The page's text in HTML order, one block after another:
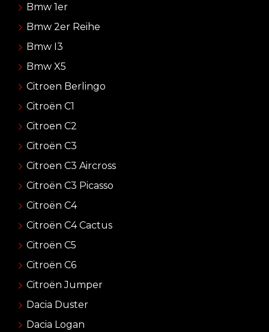
Bmw 1er
Bmw 2er Reihe
Bmw I3
Bmw X5
Citroen Berlingo
Citroën C1
Citroen C2
Citroën C3
Citroen C3 Aircross
Citroën C3 Picasso
Citroën C4
Citroën C4 Cactus
Citroën C5
Citroën C6
Citroën Jumper
Dacia Duster
Dacia Logan